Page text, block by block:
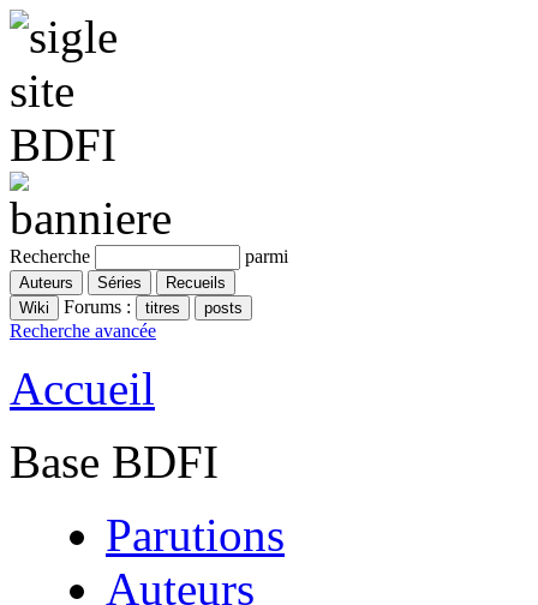
Recherche parmi
Forums :
Recherche avancée
Accueil
Base BDFI
Parutions
Auteurs